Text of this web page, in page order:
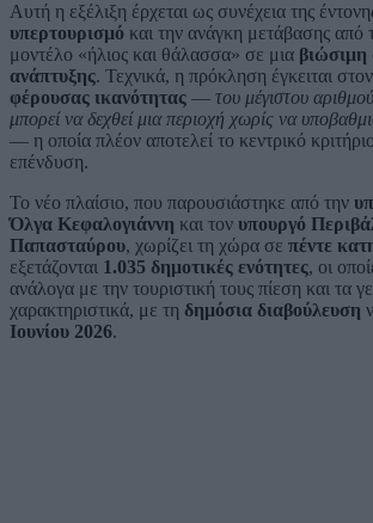
Αυτή η εξέλιξη έρχεται ως συνέχεια της
υπερτουρισμό και την ανάγκη μετάβασης από
μοντέλο «ήλιος και θάλασσα» σε μια βιώσιμη
ανάπτυξης. Τεχνικά, η πρόκληση έγκειται
φέρουσας ικανότητας — του μέγιστου
μπορεί να δεχθεί μια περιοχή χωρίς να
— η οποία πλέον αποτελεί το κεντρικό
επένδυση.
Το νέο πλαίσιο, που παρουσιάστηκε από την
Όλγα Κεφαλογιάννη και τον υπουργό
Παπασταύρου, χωρίζει τη χώρα σε πέντε
εξετάζονται 1.035 δημοτικές ενότητες, οι
ανάλογα με την τουριστική τους πίεση και τα
χαρακτηριστικά, με τη δημόσια διαβούλευση
Ιουνίου 2026.